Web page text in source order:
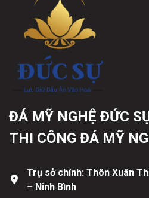
ĐÁ MỸ NGHỆ ĐỨC
THI CÔNG ĐÁ MỸ
Trụ sở chính: Thôn Xuân
– Ninh Bình